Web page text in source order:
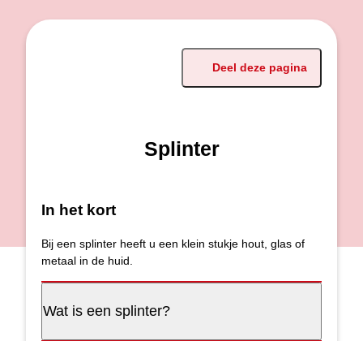
Deel deze pagina
Splinter
In het kort
Bij een splinter heeft u een klein stukje hout, glas of
metaal in de huid.
Wat is een splinter?